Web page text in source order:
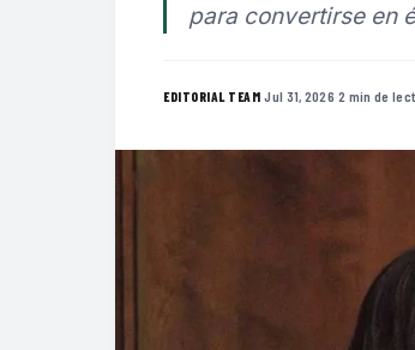
para convertirse en
EDITORIAL TEAM·Jul 31, 2026·2 min de